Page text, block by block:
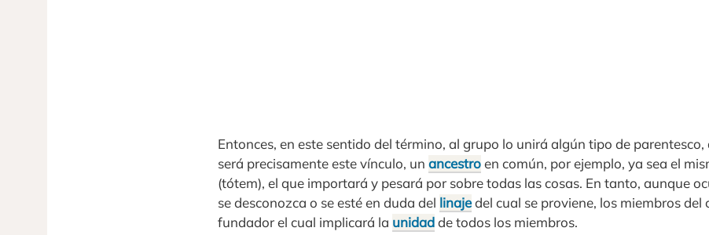
Entonces, en este sentido del término, al grupo lo unirá algún tipo de parentesco,
será precisamente este vínculo, un ancestroen común, por ejemplo, ya sea el
(tótem), el que importará y pesará por sobre todas las cosas. En tanto, aunque
se desconozca o se esté en duda del linajedel cual se proviene, los miembros del
fundador el cual implicará la unidadde todos los miembros.